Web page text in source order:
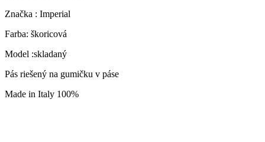
Značka : Imperial
Farba: škoricová
Model :skladaný
Pás riešený na gumičku v páse
Made in Italy 100%